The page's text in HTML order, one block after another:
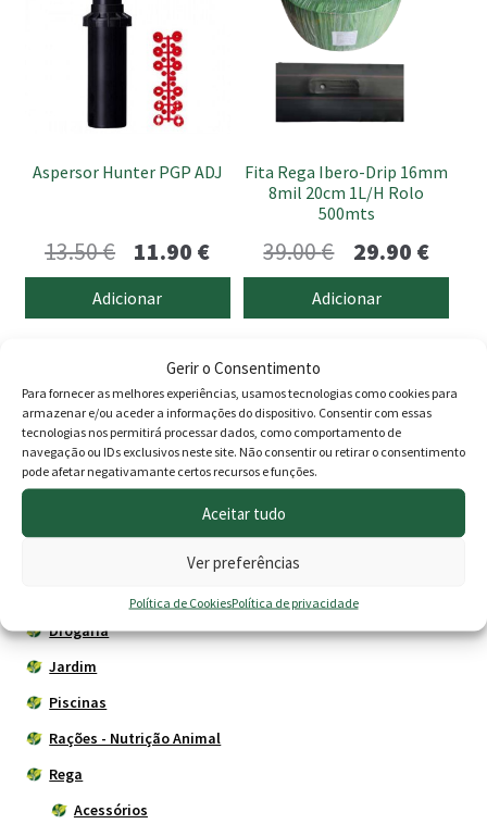
Gerir o Consentimento
Para fornecer as melhores experiências, usamos tecnologias como cookies para
armazenar e/ou aceder a informações do dispositivo. Consentir com essas
tecnologias nos permitirá processar dados, como comportamento de
navegação ou IDs exclusivos neste site. Não consentir ou retirar o consentimento
pode afetar negativamante certos recursos e funções.
Aceitar tudo
Ver preferências
Política de CookiesPolítica de privacidade
Aspersor Hunter PGP ADJ
13.50€
O
preço
original
13.50 €.
11.90 €O
preço
atual
é:
11.90 €.
Adicionar
Fita Rega Ibero-Drip 16mm
8mil 20cm 1L/H Rolo
500mts
39.00€
preço
original
39.00 €.
29.90 €O
preço
atual
Adicionar
Produtos
Agricultura
Animais
Depósitos - Fossas
Drogaria
Jardim
Piscinas
Rações - Nutrição Animal
Rega
Acessórios